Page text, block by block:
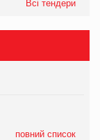
Всі тендери
повний список